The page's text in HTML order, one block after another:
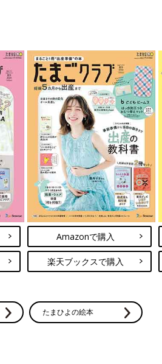
Amazonで購入
楽天ブックスで購入
たまひよの絵本